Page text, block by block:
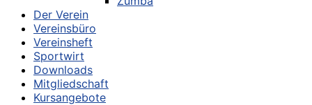
Der Verein
Vereinsbüro
Vereinsheft
Sportwirt
Downloads
Mitgliedschaft
Kursangebote